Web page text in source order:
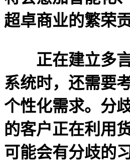
超卓商业的繁荣
正在建立多言
系统时，还需要
个性化需求。分
的客户正在利用
可能会有分歧的